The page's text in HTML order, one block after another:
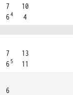
7
64
10
4
7
6 5
13
11
6